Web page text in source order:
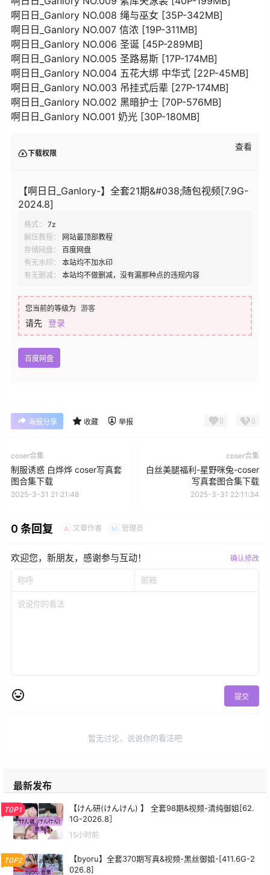
啊日日_Ganlory NO.008 绳与巫女 [35P-342MB]
啊日日_Ganlory NO.007 信浓 [19P-311MB]
啊日日_Ganlory NO.006 圣诞 [45P-289MB]
啊日日_Ganlory NO.005 圣路易斯 [17P-174MB]
啊日日_Ganlory NO.004 五花大绑 中华式 [22P-45MB]
啊日日_Ganlory NO.003 吊挂式后辈 [27P-174MB]
啊日日_Ganlory NO.002 黑暗护士 [70P-576MB]
啊日日_Ganlory NO.001 奶光 [30P-180MB]
下载权限
查看
【啊日日_Ganlory-】全套21期&#038;随包视频[7.9G-
2024.8]
格式：
7z
解压教程：
网站最顶部教程
存储网盘：
百度网盘
有无水印：
本站均不加水印
有无删减：
本站均不做删减，没有漏那种点的违规内容
您当前的等级为 游客
请先 登录
百度网盘
海报分享 收藏 举报 0 0
coser合集
制服诱惑 白烨烨 coser写真套
图合集下载
2025-3-31 21:21:48
coser合集
白丝美腿福利-星野咪兔-coser
写真套图合集下载
2025-3-31 22:11:34
0 条回复 A 文章作者 M 管理员
欢迎您，新朋友，感谢参与互动！ 确认修改
提交
暂无讨论，说说你的看法吧
最新发布
TOP1
【けん研(けんけん) 】 全套98期&视频-清纯御姐[62.
1G-2026.8］
15小时前
TOP2
【byoru】全套370期写真&视频-黑丝御姐-[411.6G-2
026.8]